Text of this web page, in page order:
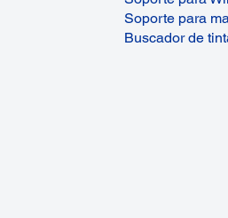
Soporte para
Buscador de